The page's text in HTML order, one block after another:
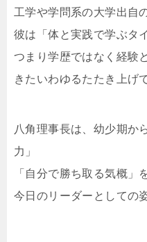
工学や学問系の大学出自
彼は「体と実践で学ぶタ
つまり学歴ではなく経験
きたいわゆるたたき上げ
八角理事長は、幼少期か
力」
「自分で勝ち取る気概」
今日のリーダーとしての